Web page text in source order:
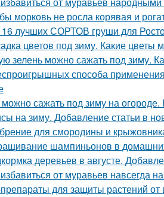
морковь не росла корявая и
лучших СОРТОВ груши для
цветов под зиму. Какие цветы
зелень можно сажать под зиму.
способа
сажать под зиму на огороде.
на зиму. Добавление статьи в
для смородины и
шампиньонов в
деревьев в августе.
от муравьев навсегда
для защиты растений от